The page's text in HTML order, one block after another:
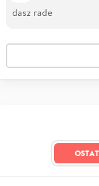
dasz rade